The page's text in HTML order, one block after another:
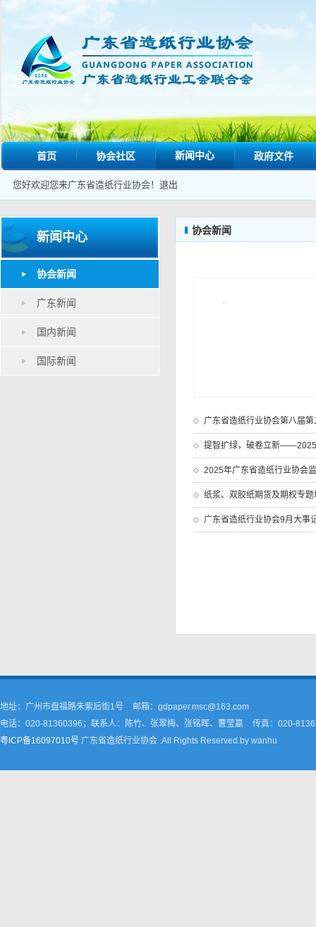
首页 协会社区 新闻中心 政府文件
您好欢迎您来广东省造纸行业协会！ 退出
新闻中心
协会新闻
广东新闻
国内新闻
国际新闻
协会新闻
广东省造纸行业协会第八届
提智扩绿，破卷立新——2025
2025年广东省造纸行业协会
纸浆、双胶纸期货及期权专
广东省造纸行业协会9月大事
地址：广州市盘福路朱紫后街1号
邮箱：gdpaper.msc@163.com
电话：020-81360396；联系人：陈竹、张翠梅、张铭晖、曹莹嬴
传真：020-
粤ICP备16097010号 广东省造纸行业协会 .All Rights Reserved.by wanhu